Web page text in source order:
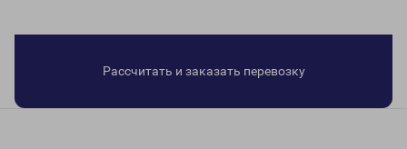
Рассчитать и заказать перевозку